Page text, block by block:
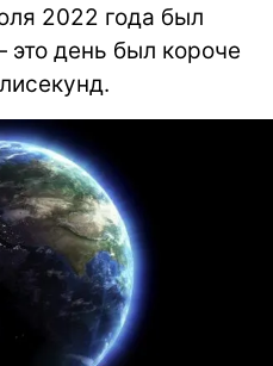
2022 года был
день был короче